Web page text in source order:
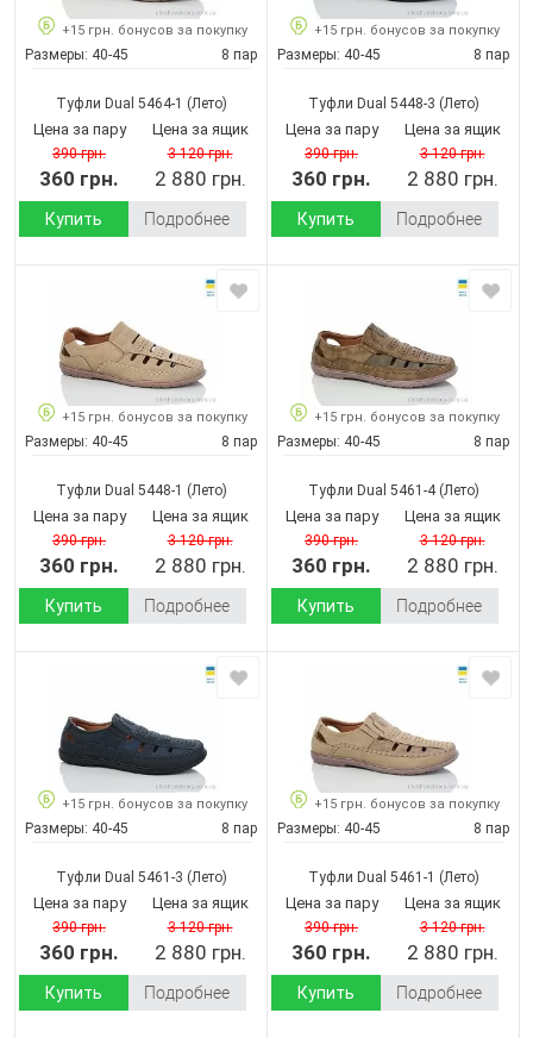
+15 грн. бонусов за покупку
Размеры: 40-45 8 пар
Туфли Dual 5464-1 (Лето)
Цена за пару
390 грн.
360 грн.
Цена за ящик
3 120 грн.
2 880 грн.
Купить Подробнее
+15 грн. бонусов за покупку
Размеры: 40-45 8 пар
Туфли Dual 5448-3 (Лето)
Цена за пару
390 грн.
360 грн.
Цена за ящик
3 120 грн.
2 880 грн.
Купить Подробнее
+15 грн. бонусов за покупку
Размеры: 40-45 8 пар
Туфли Dual 5448-1 (Лето)
Цена за пару
390 грн.
360 грн.
Цена за ящик
3 120 грн.
2 880 грн.
Купить Подробнее
+15 грн. бонусов за покупку
Размеры: 40-45 8 пар
Туфли Dual 5461-4(Лето)
Цена за пару
390 грн.
360 грн.
Цена за ящик
3 120 грн.
2 880 грн.
Купить Подробнее
+15 грн. бонусов за покупку
Размеры: 40-45 8 пар
Туфли Dual 5461-3 (Лето)
Цена за пару
390 грн.
360 грн.
Цена за ящик
3 120 грн.
2 880 грн.
Купить Подробнее
+15 грн. бонусов за покупку
Размеры: 40-45 8 пар
Туфли Dual 5461-1 (Лето)
Цена за пару
390 грн.
360 грн.
Цена за ящик
3 120 грн.
2 880 грн.
Купить Подробнее